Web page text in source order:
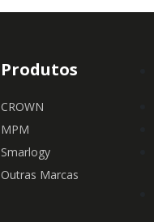
Produtos
CROWN
MPM
Smarlogy
Outras Marcas